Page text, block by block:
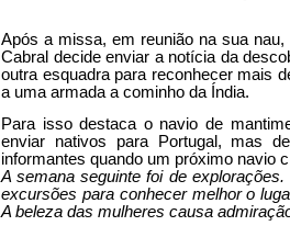
Após a missa, em reunião na sua
Cabral decide enviar a notícia da
outra esquadra para reconhecer mais
a uma armada a cominho da Índia.
Para isso destaca o navio de
enviar nativos para Portugal, mas
informantes quando um próximo navio
A semana seguinte foi de
excursões para conhecer melhor o
A beleza das mulheres causa